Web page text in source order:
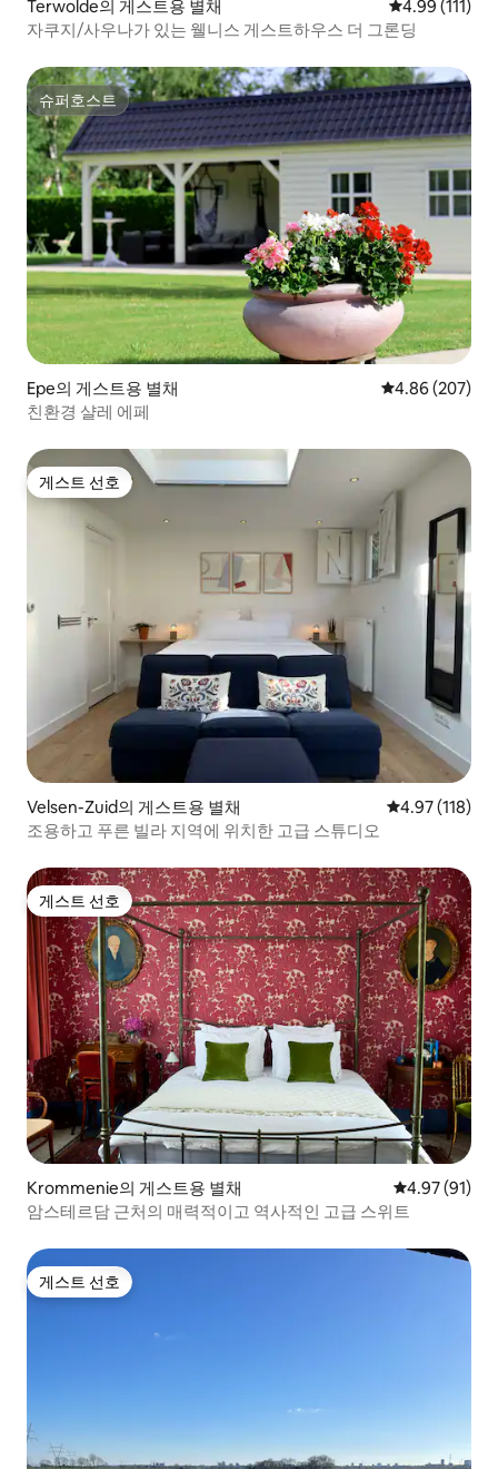
Terwolde의 게스트용 별채 평점 4.99점(5
4.99 (111)
자쿠지/사우나가 있는 웰니스 게스트하우스 더 그론딩
슈퍼호스트
슈퍼호스트
Epe의 게스트용 별채 평점 4.86점(5
4.86 (207)
친환경 샬레 에페
게스트 선호
게스트 선호
Velsen-Zuid의 게스트용 별채 평점 4.97점(5
4.97 (118)
조용하고 푸른 빌라 지역에 위치한 고급 스튜디오
게스트 선호
게스트 선호
Krommenie의 게스트용 별채 평점 4.97점
4.97 (91)
암스테르담 근처의 매력적이고 역사적인 고급 스위트
게스트 선호
게스트 선호